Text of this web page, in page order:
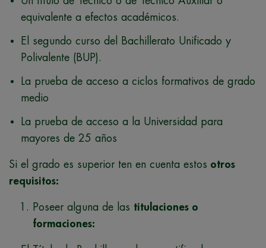
equivalente a efectos académicos.
El segundo curso del Bachillerato Unificado y
Polivalente (BUP).
La prueba de acceso a ciclos formativos de grado
medio
La prueba de acceso a la Universidad para
mayores de 25 años
Si el grado es superior ten en cuenta estos otros
requisitos:
Poseer alguna de las titulaciones o
formaciones:​